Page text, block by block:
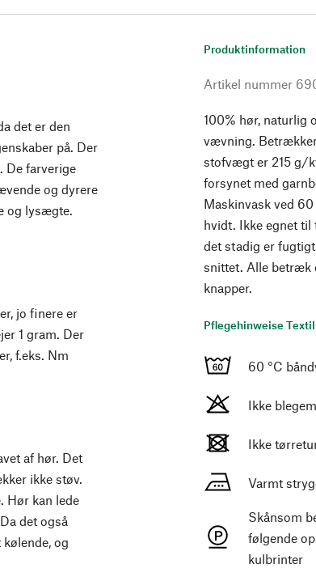
det er den
på. Der
De farverige
og dyrere
og lysægte.
jo finere er
1 gram. Der
f.eks. Nm
af hør. Det
ikke støv.
Hør kan lede
det også
og
Produktinformation
Artikel nummer
100% hør, naturlig
vævning.
stofvægt er 215 g/
forsynet med
Maskinvask ved
hvidt. Ikke egnet
det stadig er
snittet. Alle betræk
knapper.
Pflegehinweise Textil
60 °C
Ikke
Ikke
Varmt
Skånsom
følgende
kulbrinter